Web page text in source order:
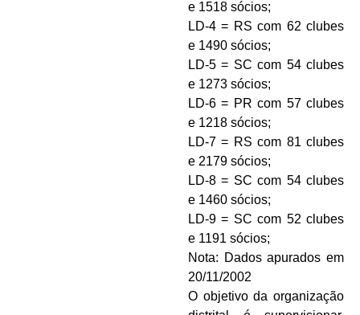
e 1518 sócios;
LD-4 = RS com 62 clubes
e 1490 sócios;
LD-5 = SC com 54 clubes
e 1273 sócios;
LD-6 = PR com 57 clubes
e 1218 sócios;
LD-7 = RS com 81 clubes
e 2179 sócios;
LD-8 = SC com 54 clubes
e 1460 sócios;
LD-9 = SC com 52 clubes
e 1191 sócios;
Nota: Dados apurados em
20/11/2002
O objetivo da organização